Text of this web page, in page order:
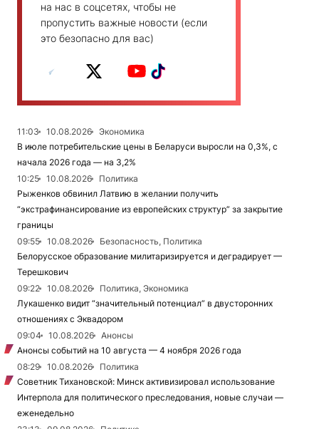
на нас в соцсетях, чтобы не
пропустить важные новости (если
это безопасно для вас)
11:03 10.08.2026
Экономика
В июле потребительские цены в Беларуси выросли на 0,3%, с
начала 2026 года — на 3,2%
10:25
10.08.2026
Политика
Рыженков обвинил Латвию в желании получить
“экстрафинансирование из европейских структур” за закрытие
границы
09:55
10.08.2026
Безопасность, Политика
Белорусское образование милитаризируется и деградирует —
Терешкович
09:22
10.08.2026
Политика, Экономика
Лукашенко видит “значительный потенциал” в двусторонних
отношениях с Эквадором
09:04
10.08.2026
Анонсы
Анонсы событий на 10 августа — 4 ноября 2026 года
08:29
10.08.2026
Политика
Советник Тихановской: Минск активизировал использование
Интерпола для политического преследования, новые случаи —
еженедельно